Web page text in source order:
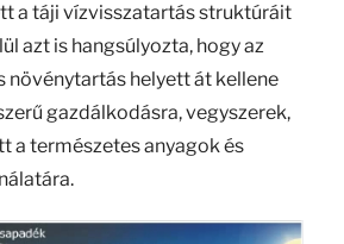
a táji vízvisszatartás struktúráit
azt is hangsúlyozta, hogy az
növénytartás helyett át kellene
gazdálkodásra, vegyszerek,
a természetes anyagok és